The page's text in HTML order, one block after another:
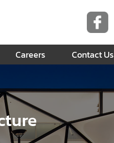
Careers Contact Us